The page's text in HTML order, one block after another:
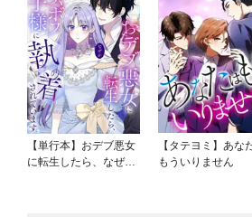
【単行本】おデブ悪女
に転生したら、なぜか
【タテヨミ】あな
もういりません